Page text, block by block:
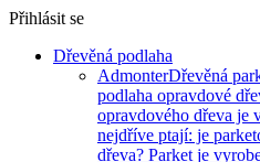
Přihlásit se
Dřevěná podlaha
AdmonterDřevěná
podlaha opravdové
opravdového dřeva je
nejdříve ptají: je
dřeva? Parket je